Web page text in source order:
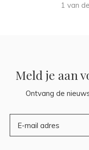
1 van
Meld je aan
Ontvang de